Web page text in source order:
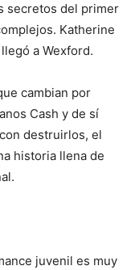
secretos del primer
Katherine
a Wexford.
cambian por
Cash y de sí
destruirlos, el
historia llena de
juvenil es muy